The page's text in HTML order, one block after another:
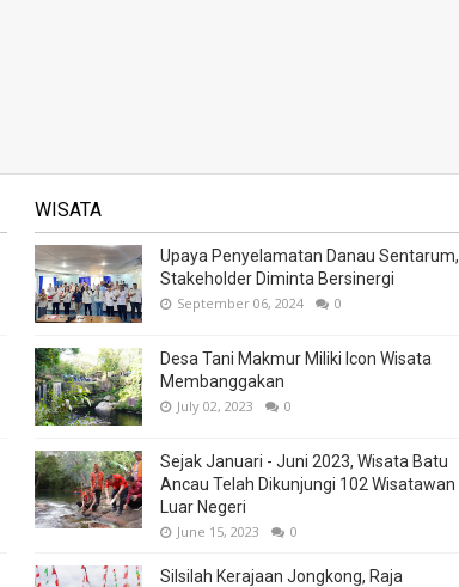
WISATA
Upaya Penyelamatan Danau Sentarum,
Stakeholder Diminta Bersinergi
September 06, 2024 0
Desa Tani Makmur Miliki Icon Wisata
Membanggakan
July 02, 2023 0
Sejak Januari - Juni 2023, Wisata Batu
Ancau Telah Dikunjungi 102 Wisatawan
Luar Negeri
June 15, 2023 0
Silsilah Kerajaan Jongkong, Raja